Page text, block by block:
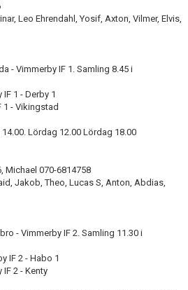
Leo Ehrendahl, Yosif, Axton, Vilmer, Elvis,
- Vimmerby IF 1. Samling 8.45 i
1 - Derby 1
1 - Vikingstad
Lördag 12.00 Lördag 18.00
Michael 070-6814758
Jakob, Theo, Lucas S, Anton, Abdias,
- Vimmerby IF 2. Samling 11.30 i
IF 2 - Habo 1
IF 2 - Kenty